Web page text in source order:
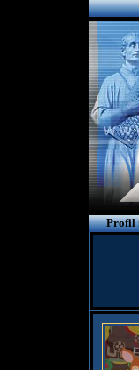
Profil